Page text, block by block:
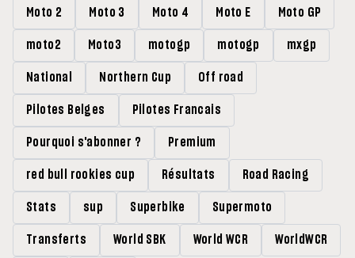
Moto 2 Moto 3 Moto 4 Moto E Moto GP
moto2 Moto3 motogp motogp mxgp
National Northern Cup Off road
Pilotes Belges Pilotes Francais
Pourquoi s'abonner ? Premium
red bull rookies cup Résultats Road Racing
Stats sup Superbike Supermoto
Transferts World SBK World WCR WorldWCR